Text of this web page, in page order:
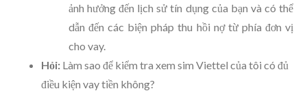
ảnh hưởng đến lịch sử tín dụng của bạn và có thể
dẫn đến các biện pháp thu hồi nợ từ phía đơn vị
cho vay.
Hỏi: Làm sao để kiểm tra xem sim Viettel của tôi có đủ
điều kiện vay tiền không?